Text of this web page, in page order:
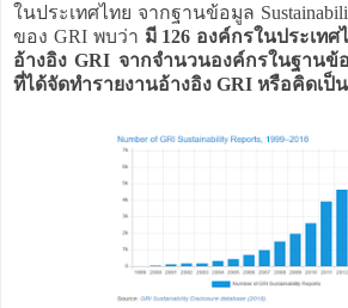
ในประเทศไทย จากฐานข้อมูล
ของ GRI พบว่า มี 126 องค์กรในประเท
อ้างอิง GRI จากจำนวนองค์กรในฐานข้
ที่ได้จัดทำรายงานอ้างอิง GRI หรือคิดเป็